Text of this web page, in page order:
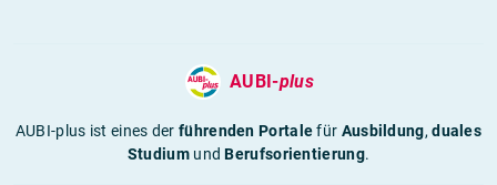
AUBI-plus
AUBI-plus ist eines derführenden Portalefür Ausbildung,duales
StudiumundBerufsorientierung.